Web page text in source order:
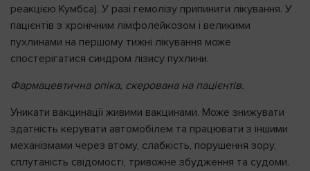
реакцією Кумбса). У разі гемолізу припинити лікування. У
пацієнтів з хронічним лімфолейкозом і великими
пухлинами на першому тижні лікування може
спостерігатися синдром лізису пухлини.
Фармацевтична опіка, скерована на пацієнтів.
Уникати вакцинації живими вакцинами. Може знижувати
здатність керувати автомобілем та працювати з іншими
механізмами через втому, слабкість, порушення зору,
сплутаність свідомості, тривожне збудження та судоми.